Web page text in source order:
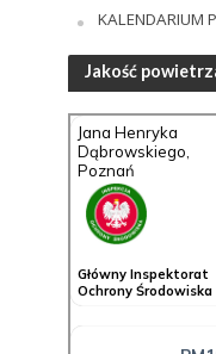
KALENDARIUM
Jakość